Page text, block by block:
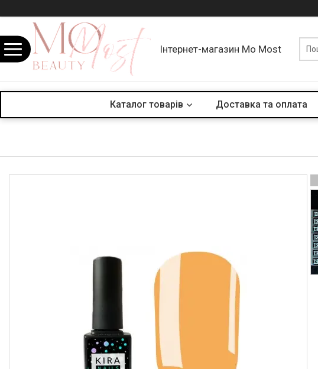
Інтернет-магазин Mo Most
Каталог товарів Доставка та оплата